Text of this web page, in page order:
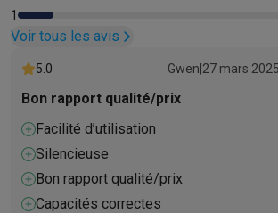
Soldes
ActionsDeals du moment
Voici pourquoi choisir KrëfelLivraison
Modes de paiementGift card
Service clientRéparation de votre appareil
Gros électro & encastrable
Trouvez votre
Petit électroBeauté & santé
Télévision & Audio
Choisissez votre
1
Voir tous les avis
5.0 Gwen 27 mars 2025
Bon rapport qualité/prix
Facilité d’utilisation
Silencieuse
Bon rapport qualité/prix
Capacités correctes